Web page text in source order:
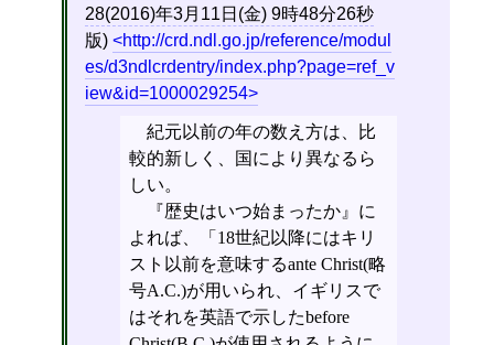
28(2016)年3月11日(金) 9時48分26秒
版)
http://crd.ndl.go.jp/reference/modul
es/d3ndlcrdentry/index.php?page=ref_v
iew&id=1000029254
紀元以前の年の数え方は、比
較的新しく、国により異なるら
しい。
『歴史はいつ始まったか』に
よれば、「18世紀以降にはキリ
スト以前を意味するante Christ(略
号A.C.)が用いられ、イギリスで
はそれを英語で示したbefore